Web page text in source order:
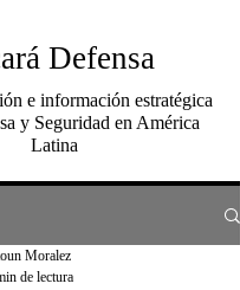
Defensa
e información estratégica
y Seguridad en América
Latina
Moralez
de lectura